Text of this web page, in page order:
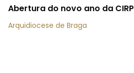
Abertura do novo ano da CIRP
Arquidiocese de Braga